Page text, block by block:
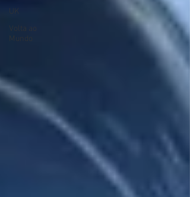
UK
Volta ao
Mundo